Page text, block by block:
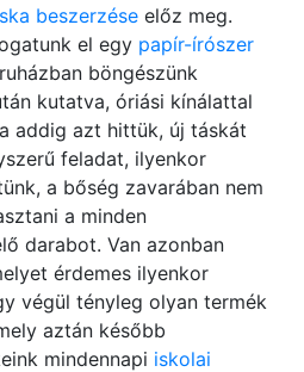
beszerzése előz meg.
el egy papír-írószer
böngészünk
kutatva, óriási kínálattal
addig azt hittük, új táskát
feladat, ilyenkor
a bőség zavarában nem
a minden
darabot. Van azonban
érdemes ilyenkor
végül tényleg olyan termék
aztán később
mindennapi iskolai